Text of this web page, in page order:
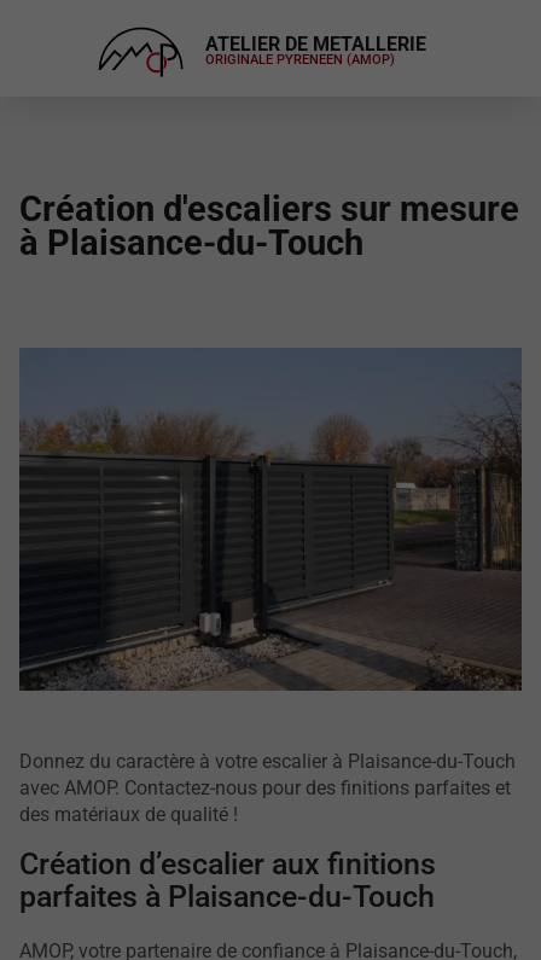
ATELIER DE METALLERIE
ORIGINALE PYRENEEN (AMOP)
Création d'escaliers sur mesure
à Plaisance-du-Touch
Donnez du caractère à votre escalier à Plaisance-du-Touch
avec AMOP. Contactez-nous pour des finitions parfaites et
des matériaux de qualité !
Création d’escalier aux finitions
parfaites à Plaisance-du-Touch
AMOP, votre partenaire de confiance à Plaisance-du-Touch,